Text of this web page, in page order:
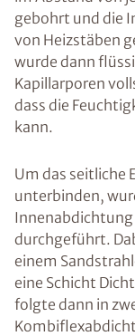
gebohrt und die
von Heizstäben
wurde dann
Kapillarporen
dass die
kann.
Um das seitliche
unterbinden,
Innenabdichtung
durchgeführt.
einem
eine Schicht
folgte dann in